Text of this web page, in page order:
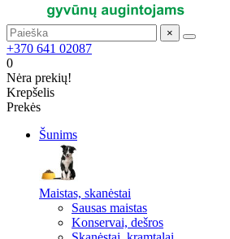
×
+370 641 02087
0
Nėra prekių!
Krepšelis
Prekės
Šunims
Maistas, skanėstai
Sausas maistas
Konservai, dešros